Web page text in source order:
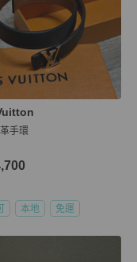
手環
本地 免運